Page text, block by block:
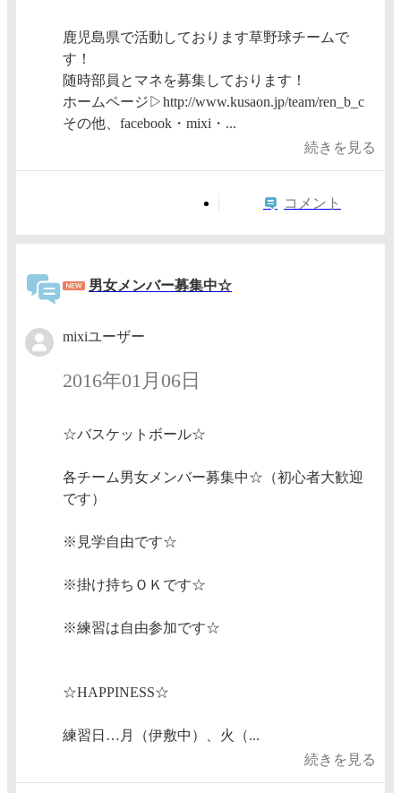
鹿児島県で活動しております草野球チームで
す！
随時部員とマネを募集しております！
ホームページ▷http://www.kusaon.jp/team/ren_b_c
その他、facebook・mixi・...
続きを見る
コメント
男女メンバー募集中☆
mixiユーザー
2016年01月06日
☆バスケットボール☆
各チーム男女メンバー募集中☆（初心者大歓迎
です）
※見学自由です☆
※掛け持ちＯＫです☆
※練習は自由参加です☆
☆HAPPINESS☆
練習日…月（伊敷中）、火（...
続きを見る